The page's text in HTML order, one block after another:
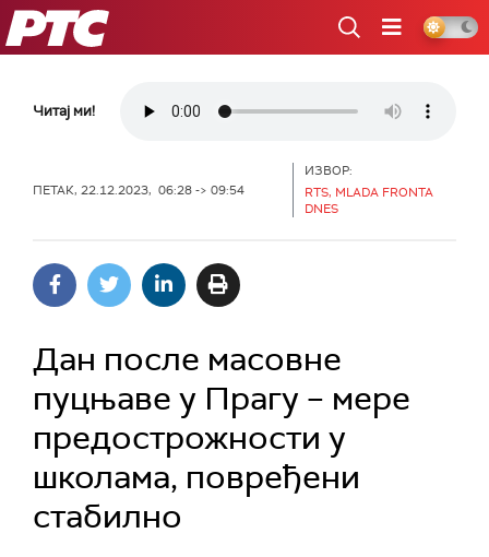
РТС
Читај ми!
ПЕТАК, 22.12.2023, 06:28 -> 09:54
ИЗВОР:
RTS, MLADA FRONTA
DNES
Дан после масовне
пуцњаве у Прагу – мере
предострожности у
школама, повређени
стабилно